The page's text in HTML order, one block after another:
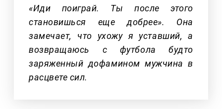
«Иди поиграй. Ты после этого
становишься еще добрее». Она
замечает, что ухожу я уставший, а
возвращаюсь с футбола будто
заряженный дофамином мужчина в
расцвете сил.